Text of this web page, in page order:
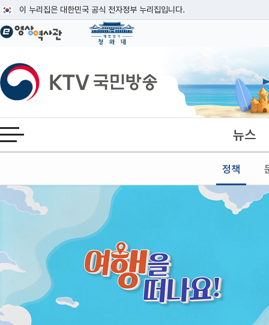
이 누리집은 대한민국 공식 전자정부 누리집입니다.
공식 누리집 주소 확인하기
이밖에 or.kr 또는 .kr등 다른 도메인 주소를 사용하고 있다면 아래 URL에서
운영중인 공식 누리집보기
KTV국민방송
전체메뉴 열기 뉴스
정책
본문